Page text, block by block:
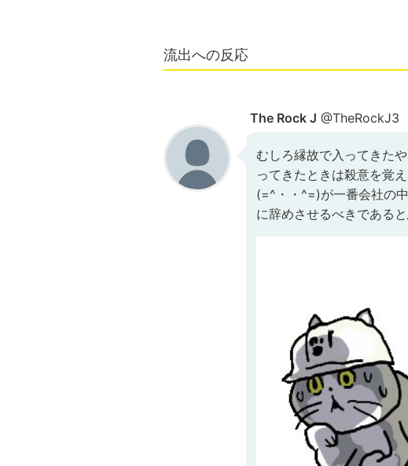
流出への反応
The Rock J @TheRockJ3
むしろ縁故で入ってきた
ってきたときは殺意を覚
(=^・・^=)が一番会社の
に辞めさせるべきである